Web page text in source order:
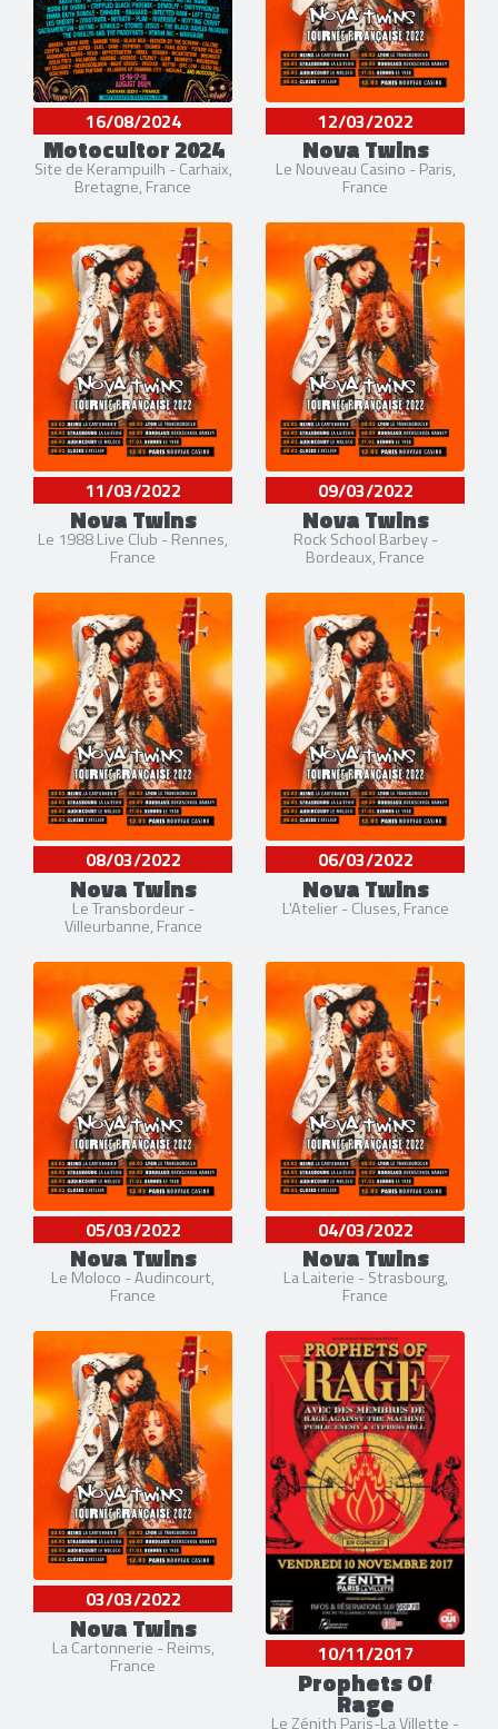
16/08/2024
Motocultor 2024
Site de Kerampuilh - Carhaix,
Bretagne, France
12/03/2022
Nova Twins
Le Nouveau Casino - Paris,
France
11/03/2022
Nova Twins
Le 1988 Live Club - Rennes,
France
09/03/2022
Nova Twins
Rock School Barbey -
Bordeaux, France
08/03/2022
Nova Twins
Le Transbordeur -
Villeurbanne, France
06/03/2022
Nova Twins
L'Atelier - Cluses, France
05/03/2022
Nova Twins
Le Moloco - Audincourt,
France
04/03/2022
Nova Twins
La Laiterie - Strasbourg,
France
03/03/2022
Nova Twins
La Cartonnerie - Reims,
France 10/11/2017
Prophets Of
Rage
Le Zénith Paris-La Villette -